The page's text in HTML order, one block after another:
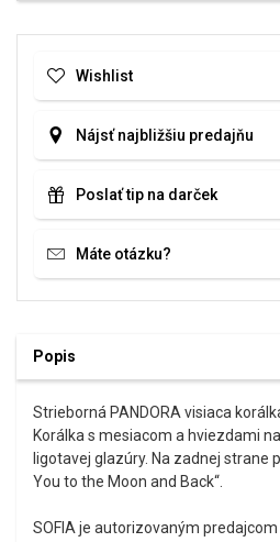
Wishlist
Nájsť najbližšiu predajňu
Poslať tip na darček
Máte otázku?
Popis
Strieborná PANDORA visiaca
Korálka s mesiacom a hviezdami
ligotavej glazúry. Na zadnej strane
You to the Moon and Back“.
SOFIA je autorizovaným predajcom